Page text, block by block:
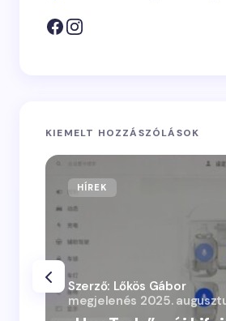
KIEMELT HOZZÁSZÓLÁSOK
HÍREK
Szerző: Lőkös Gábor
megjelenés 2025.